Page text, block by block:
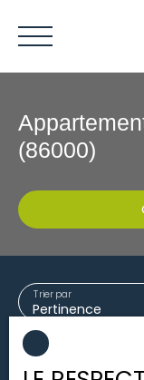
Être rappelé
(86000)
Location
Type d'offre
Appartement
Type de bien
Pertinence
Trier par